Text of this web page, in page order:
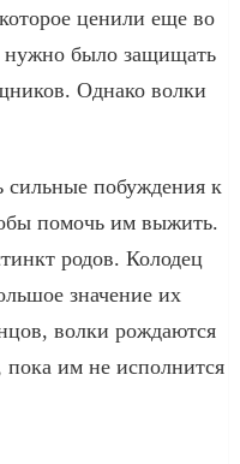
ценили еще во
нужно было защищать
Однако волки
сильные побуждения к
помочь им выжить.
родов. Колодец
значение их
волки рождаются
пока им не исполнится